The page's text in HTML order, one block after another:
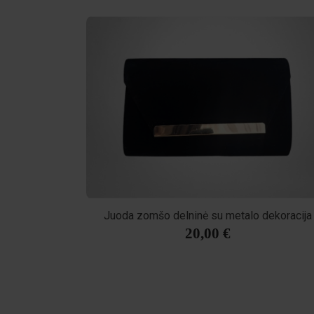
Juoda zomšo delninė su metalo dekoracija
20,00 €